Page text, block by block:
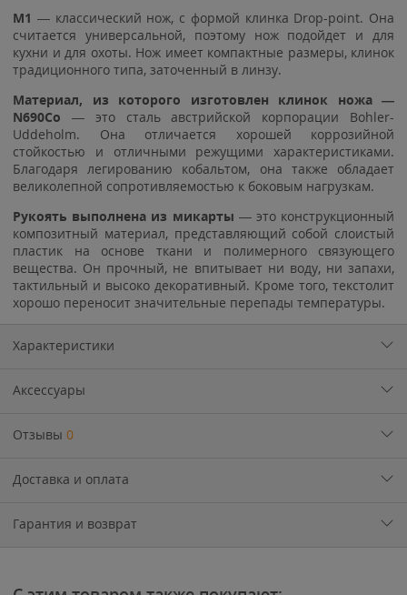
М1 — классический нож, с формой клинка Drop-point. Она
считается универсальной, поэтому нож подойдет и для
кухни и для охоты. Нож имеет компактные размеры, клинок
традиционного типа, заточенный в линзу.
Материал, из которого изготовлен клинок ножа —
N690Со — это сталь австрийской корпорации Bohler-
Uddeholm. Она отличается хорошей коррозийной
стойкостью и отличными режущими характеристиками.
Благодаря легированию кобальтом, она также обладает
великолепной сопротивляемостью к боковым нагрузкам.
Рукоять выполнена из микарты — это конструкционный
композитный материал, представляющий собой слоистый
пластик на основе ткани и полимерного связующего
вещества. Он прочный, не впитывает ни воду, ни запахи,
тактильный и высоко декоративный. Кроме того, текстолит
хорошо переносит значительные перепады температуры.
Характеристики
Аксессуары
Отзывы 0
Доставка и оплата
Гарантия и возврат